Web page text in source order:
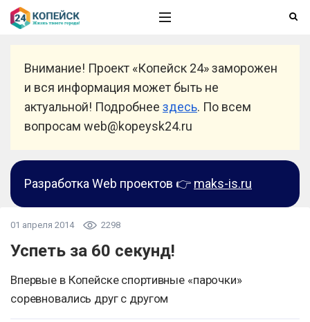
Внимание! Проект «Копейск 24» заморожен
и вся информация может быть не
актуальной! Подробнее здесь. По всем
вопросам web@kopeysk24.ru
Разработка Web проектов 👉 maks-is.ru
01 апреля 2014 2298
Успеть за 60 секунд!
Впервые в Копейске спортивные «парочки»
соревновались друг с другом